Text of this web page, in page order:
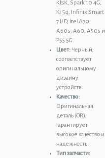
KI5K, Spark 10 4G,
K15q, Infinix Smart
7 HD, Itel A70,
A60s, A60, A50s и
P55 5G.
Цвет: Черный,
соответствует
оригинальному
дизайну
устройств.
Качество:
Оригинальная
деталь (OR),
гарантирует
высокое качество и
надежность.
Тип запчасти: